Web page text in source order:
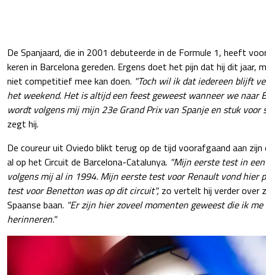
De Spanjaard, die in 2001 debuteerde in de Formule 1, heeft
keren in Barcelona gereden. Ergens doet het pijn dat hij dit jaar,
niet competitief mee kan doen. "Toch wil ik dat iedereen blijft
het weekend. Het is altijd een feest geweest wanneer we naar
wordt volgens mij mijn 23e Grand Prix van Spanje en stuk voor
zegt hij.
De coureur uit Oviedo blikt terug op de tijd voorafgaand aan
al op het Circuit de Barcelona-Catalunya. "Mijn eerste test in
volgens mij al in 1994. Mijn eerste test voor Renault vond hier
test voor Benetton was op dit circuit", zo vertelt hij verder over
Spaanse baan. "Er zijn hier zoveel momenten geweest die ik
herinneren."